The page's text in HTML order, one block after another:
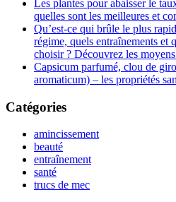
Les plantes pour abaisser le
quelles sont les meilleures et
Qu’est-ce qui brûle le plus
régime, quels entraînements et
choisir ? Découvrez les
Capsicum parfumé, clou de
aromaticum) – les propriétés
Catégories
amincissement
beauté
entraînement
santé
trucs de mec